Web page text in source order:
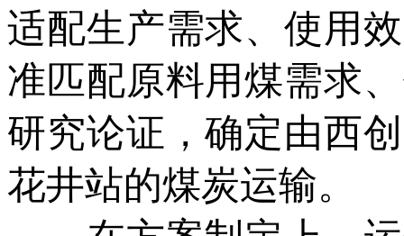
适配生产需求、使用
准匹配原料用煤需求
研究论证，确定由西
花井站的煤炭运输。